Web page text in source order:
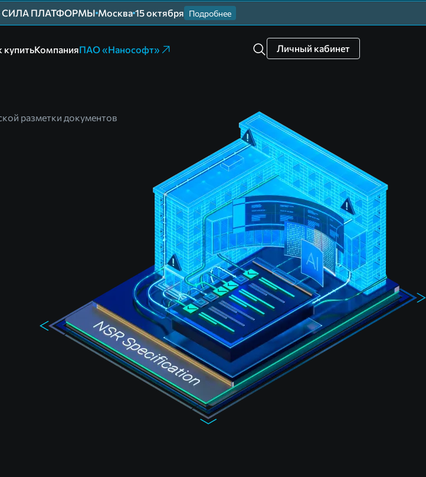
СИЛА ПЛАТФОРМЫ Москва 15 октября Подробнее
купитьКомпанияПАО «Нанософт» Личный кабинет
разметки документов